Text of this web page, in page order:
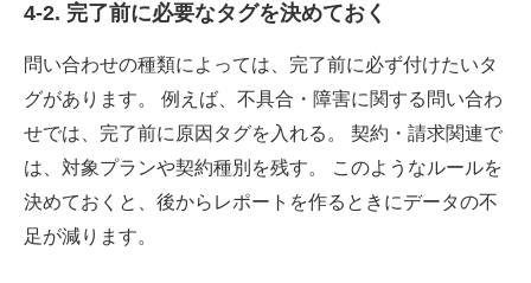
4-2. 完了前に必要なタグを決めておく
問い合わせの種類によっては、完了前に必ず付けたいタ
グがあります。 例えば、不具合・障害に関する問い合わ
せでは、完了前に原因タグを入れる。 契約・請求関連で
は、対象プランや契約種別を残す。 このようなルールを
決めておくと、後からレポートを作るときにデータの不
足が減ります。